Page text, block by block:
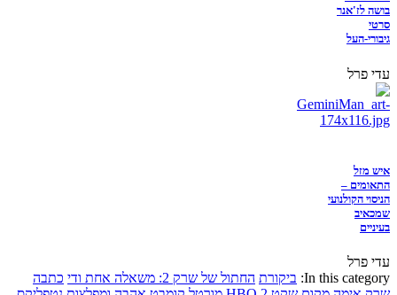
בושה לז'אנר
סרטי
גיבורי-העל
עדי פרל
איש מזל
התאומים –
הניסוי הקולנועי
שמכאיב
בעיניים
עדי פרל
In this category: ביקורת החתול של שרק 2: משאלה אחת ודי
כתבה